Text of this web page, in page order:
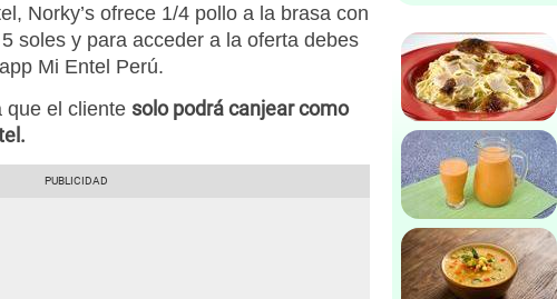
Norky’s ofrece 1/4 pollo a la brasa con
soles y para acceder a la oferta debes
Mi Entel Perú.
que el cliente solo podrá canjear como